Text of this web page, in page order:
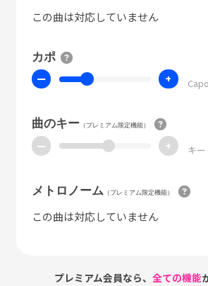
この曲は対応していません
カポ
ー + Capo
曲のキー（プレミアム限定機能）
ー + キー
メトロノーム （プレミアム限定機能）
この曲は対応していません
プレミアム会員なら、全ての機能